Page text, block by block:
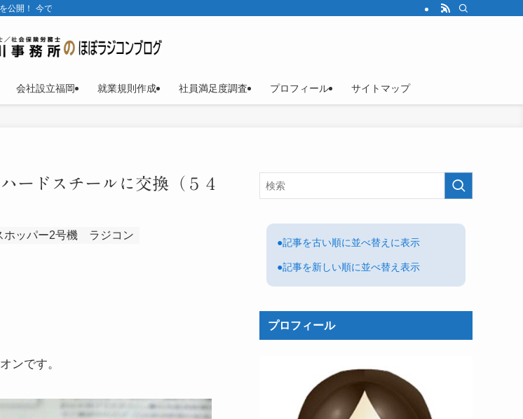
開！ 今では、ほとんどラジコンブログ。
会社設立福岡 就業規則作成 社員満足度調査 プロフィール サイトマップ
ードスチールに交換（５４
ホッパー2号機
ラジコン
ンです。
●記事を古い順に並べ替えに表示
●記事を新しい順に並べ替え表示
プロフィール